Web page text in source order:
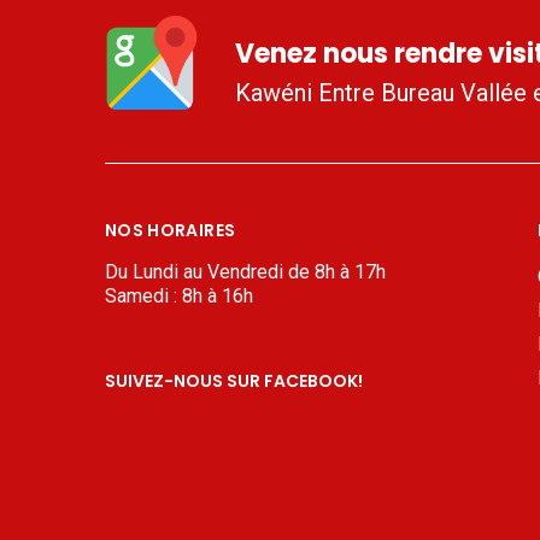
Venez nous rendre
Kawéni Entre Bureau
NOS HORAIRES
Du Lundi au Vendredi de 8h à 17h
Samedi : 8h à 16h
SUIVEZ-NOUS SUR FACEBOOK!